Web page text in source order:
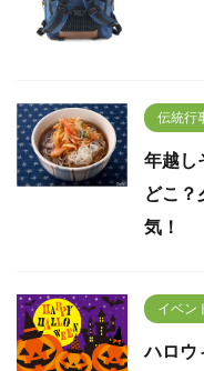
伝統行
年越し
どこ？
気！
イベン
ハロウ